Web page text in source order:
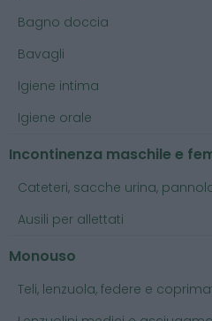
Bagno doccia
Bavagli
Igiene intima
Igiene orale
Incontinenza maschile e
Cateteri, sacche urina,
Ausili per allettati
Monouso
Teli, lenzuola, federe e